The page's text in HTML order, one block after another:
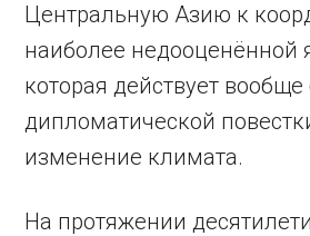
Центральную Азию к
наиболее недооценённой
которая действует
дипломатической
изменение климата.
На протяжении